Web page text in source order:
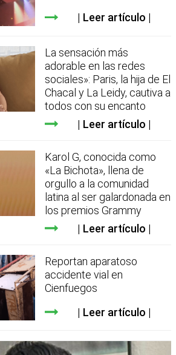
Leer artículo
La sensación más
adorable en las redes
sociales»: Paris, la hija de El
Chacal y La Leidy, cautiva a
todos con su encanto
Leer artículo
Karol G, conocida como
«La Bichota», llena de
orgullo a la comunidad
latina al ser galardonada en
los premios Grammy
Leer artículo
Reportan aparatoso
accidente vial en
Cienfuegos
Leer artículo